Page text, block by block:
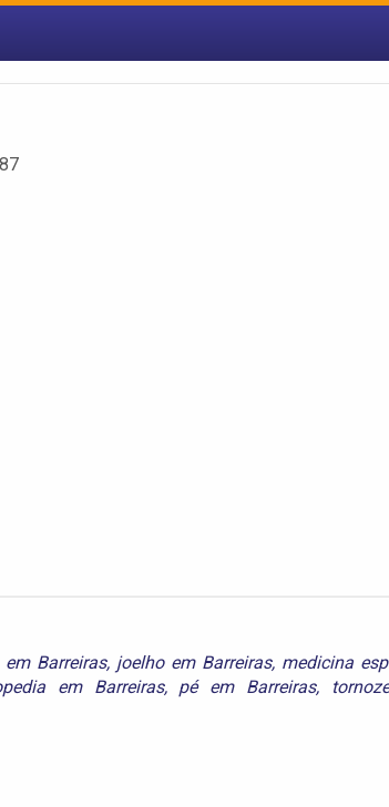
Barreiras, joelho em Barreiras, medicina
em Barreiras, pé em Barreiras,